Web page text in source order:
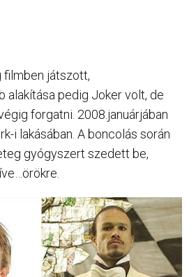
filmben játszott,
alakítása pedig Joker volt, de
forgatni. 2008.januárjában
i lakásában. A boncolás során
gyógyszert szedett be,